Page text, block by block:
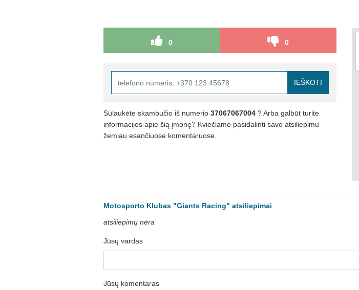
0 0
IEŠKOTI
Sulaukėte skambučio iš numerio 37067067004 ? Arba galbūt turite
informacijos apie šią įmonę? Kviečiame pasidalinti savo atsiliepimu
žemiau esančiuose komentaruose.
Motosporto Klubas "Giants Racing" atsiliepimai
atsiliepimų nėra
Jūsų vardas
Jūsų komentaras